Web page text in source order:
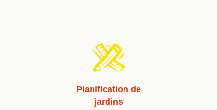
Planification de
jardins